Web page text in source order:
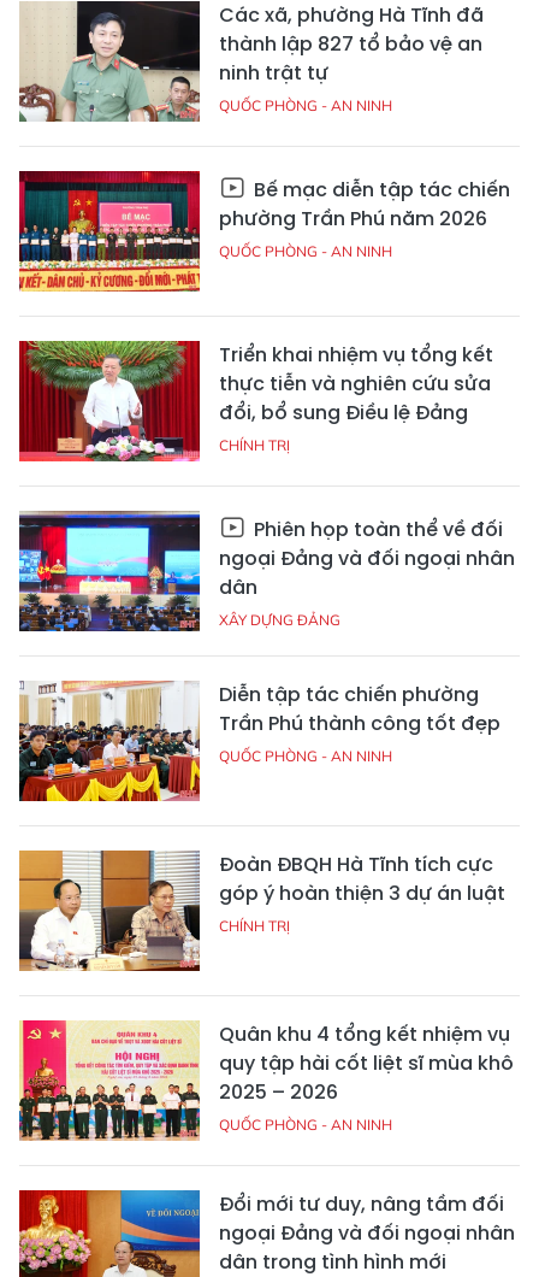
Các xã, phường Hà Tĩnh đã
thành lập 827 tổ bảo vệ an
ninh trật tự
QUỐC PHÒNG - AN NINH
Bế mạc diễn tập tác chiến
phường Trần Phú năm 2026
QUỐC PHÒNG - AN NINH
Triển khai nhiệm vụ tổng kết
thực tiễn và nghiên cứu sửa
đổi, bổ sung Điều lệ Đảng
CHÍNH TRỊ
Phiên họp toàn thể về đối
ngoại Đảng và đối ngoại nhân
dân
XÂY DỰNG ĐẢNG
Diễn tập tác chiến phường
Trần Phú thành công tốt đẹp
QUỐC PHÒNG - AN NINH
Đoàn ĐBQH Hà Tĩnh tích cực
góp ý hoàn thiện 3 dự án luật
CHÍNH TRỊ
Quân khu 4 tổng kết nhiệm vụ
quy tập hài cốt liệt sĩ mùa khô
2025 – 2026
QUỐC PHÒNG - AN NINH
Đổi mới tư duy, nâng tầm đối
ngoại Đảng và đối ngoại nhân
dân trong tình hình mới